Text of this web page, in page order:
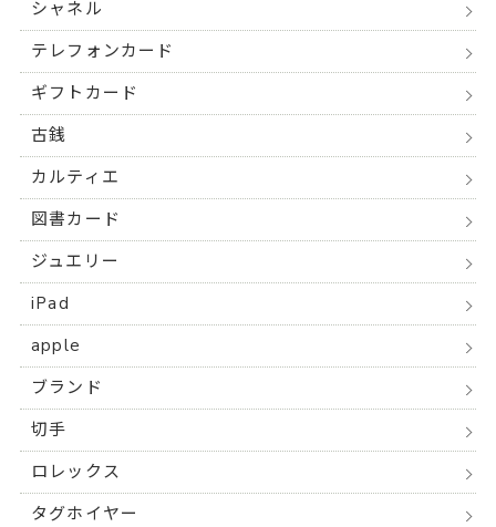
シャネル
テレフォンカード
ギフトカード
古銭
カルティエ
図書カード
ジュエリー
iPad
apple
ブランド
切手
ロレックス
タグホイヤー